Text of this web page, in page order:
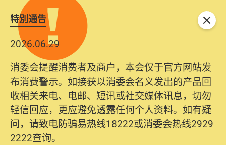
特別通告
2026.06.29
消委会提醒消费者及商户，本会仅于官方网站发
布消费警示。如接获以消委会名义发出的产品回
收相关来电、电邮、短讯或社交媒体讯息，切勿
轻信回应，更应避免透露任何个人资料。如有疑
问，请致电防骗易热线18222或消委会热线2929
2222查询。
关闭